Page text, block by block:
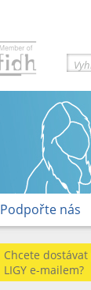
Podpořte nás
Chcete
LIGY e-mailem?